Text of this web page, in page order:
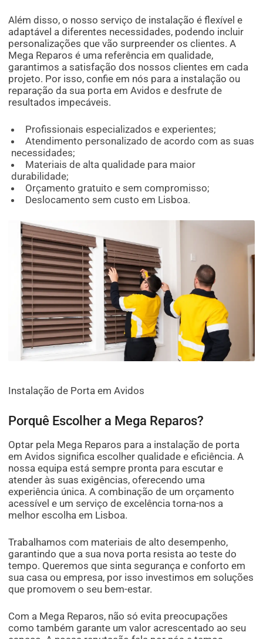
Além disso, o nosso serviço de instalação é flexível e
adaptável a diferentes necessidades, podendo incluir
personalizações que vão surpreender os clientes. A
Mega Reparos é uma referência em qualidade,
garantimos a satisfação dos nossos clientes em cada
projeto. Por isso, confie em nós para a instalação ou
reparação da sua porta em Avidos e desfrute de
resultados impecáveis.
Profissionais especializados e experientes;
Atendimento personalizado de acordo com as suas
necessidades;
Materiais de alta qualidade para maior
durabilidade;
Orçamento gratuito e sem compromisso;
Deslocamento sem custo em Lisboa.
Instalação de Porta em Avidos
Porquê Escolher a Mega Reparos?
Optar pela Mega Reparos para a instalação de porta
em Avidos significa escolher qualidade e eficiência. A
nossa equipa está sempre pronta para escutar e
atender às suas exigências, oferecendo uma
experiência única. A combinação de um orçamento
acessível e um serviço de excelência torna-nos a
melhor escolha em Lisboa.
Trabalhamos com materiais de alto desempenho,
garantindo que a sua nova porta resista ao teste do
tempo. Queremos que sinta segurança e conforto em
sua casa ou empresa, por isso investimos em soluções
que promovem o seu bem-estar.
Com a Mega Reparos, não só evita preocupações
como também garante um valor acrescentado ao seu